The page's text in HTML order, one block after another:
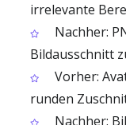
irrelevante
Nachher:
Bildausschnitt
Vorher:
runden
Nachher: